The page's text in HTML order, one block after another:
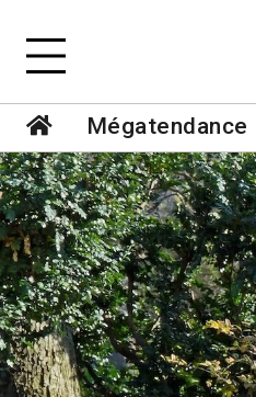
Mégatendance